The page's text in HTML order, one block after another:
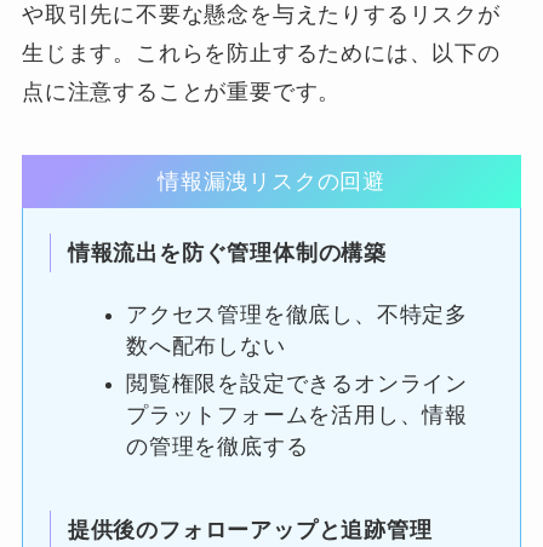
や取引先に不要な懸念を与えたりするリスクが
生じます。これらを防止するためには、以下の
点に注意することが重要です。
情報漏洩リスクの回避
情報流出を防ぐ管理体制の構築
アクセス管理を徹底し、不特定多
数へ配布しない
閲覧権限を設定できるオンライン
プラットフォームを活用し、情報
の管理を徹底する
提供後のフォローアップと追跡管理